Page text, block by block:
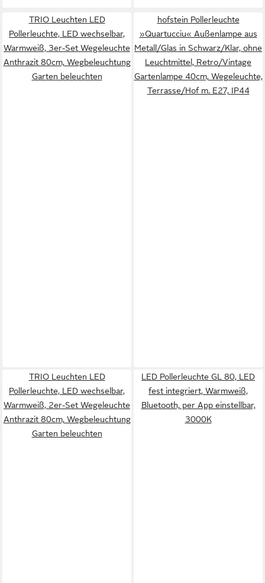
TRIO Leuchten LED
Pollerleuchte, LED wechselbar,
Warmweiß, 3er-Set Wegeleuchte
Anthrazit 80cm, Wegbeleuchtung
Garten beleuchten
hofstein Pollerleuchte
»Quartucciu« Außenlampe aus
Metall/Glas in Schwarz/Klar, ohne
Leuchtmittel, Retro/Vintage
Gartenlampe 40cm, Wegeleuchte,
Terrasse/Hof m. E27, IP44
TRIO Leuchten LED
Pollerleuchte, LED wechselbar,
Warmweiß, 2er-Set Wegeleuchte
Anthrazit 80cm, Wegbeleuchtung
Garten beleuchten
LED Pollerleuchte GL 80, LED
fest integriert, Warmweiß,
Bluetooth, per App einstellbar,
3000K